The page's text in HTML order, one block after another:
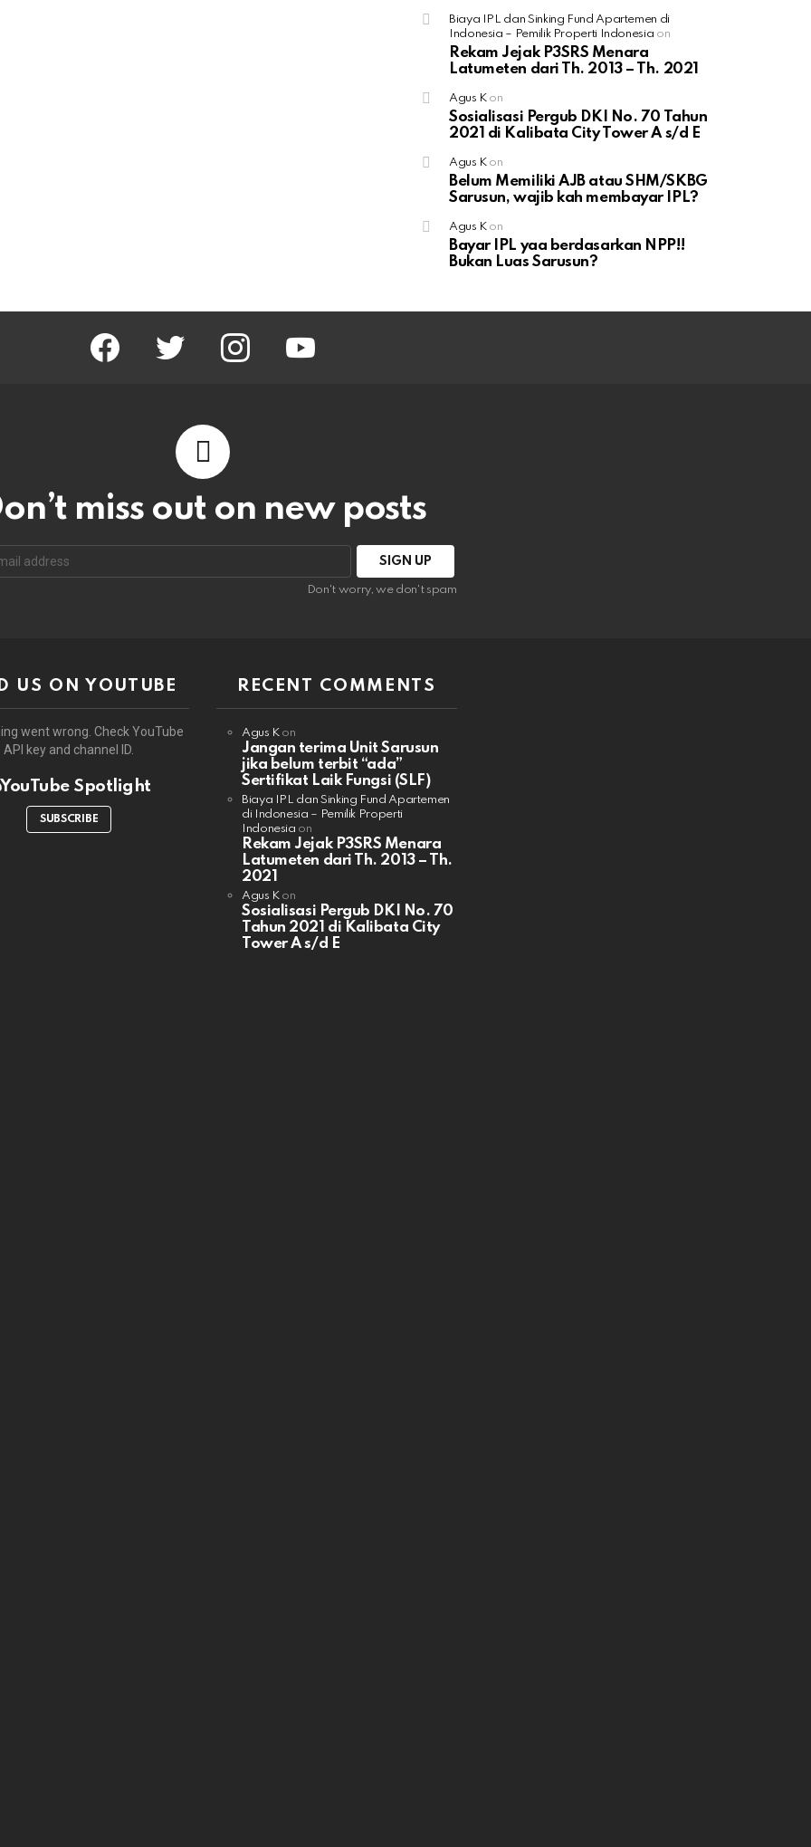
Biaya IPL dan Sinking Fund Apartemen di
Indonesia – Pemilik Properti Indonesia on
Rekam Jejak P3SRS Menara
Latumeten dari Th. 2013 – Th. 2021
Agus Kon
Sosialisasi Pergub DKI No. 70 Tahun
2021 di Kalibata City Tower A s/d E
Agus Kon
Belum Memiliki AJB atau SHM/SKBG
Sarusun, wajib kah membayar IPL?
Agus Kon
Bayar IPL yaa berdasarkan NPP!!
Bukan Luas Sarusun?
facebook twitter instagram youtube
miss out on new posts
Don't worry, we don't spam
US ON YOUTUBE
went wrong. Check YouTube
API key and channel ID.
Spotlight
SUBSCRIBE
RECENT COMMENTS
Agus Kon
Jangan terima Unit Sarusun
jika belum terbit “ada”
Sertifikat Laik Fungsi (SLF)
Biaya IPL dan Sinking Fund Apartemen
di Indonesia – Pemilik Properti
Indonesia on
Rekam Jejak P3SRS Menara
Latumeten dari Th. 2013 – Th.
2021
Agus Kon
Sosialisasi Pergub DKI No. 70
Tahun 2021 di Kalibata City
Tower A s/d E